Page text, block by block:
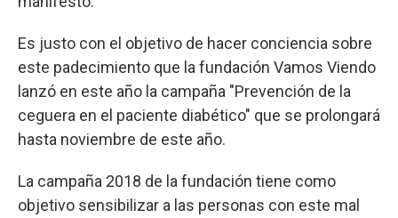
Es justo con el objetivo de hacer conciencia sobre
este padecimiento que la fundación Vamos Viendo
lanzó en este año la campaña "Prevención de la
ceguera en el paciente diabético" que se prolongará
hasta noviembre de este año.
La campaña 2018 de la fundación tiene como
objetivo sensibilizar a las personas con este mal